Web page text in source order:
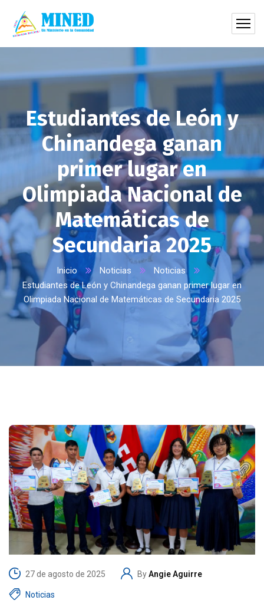
Estudiantes de León y
Chinandega ganan
primer lugar en
Olimpiada Nacional de
Matemáticas de
Secundaria 2025
Inicio Noticias
Noticias
Estudiantes de León y Chinandega ganan primer lugar en
Olimpiada Nacional de Matemáticas de Secundaria 2025
27 de agosto de 2025 ByAngie Aguirre
Noticias